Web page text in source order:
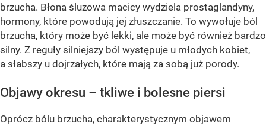
brzucha. Błona śluzowa macicy wydziela prostaglandyny,
hormony, które powodują jej złuszczanie. To wywołuje ból
brzucha, który może być lekki, ale może być również bardzo
silny. Z reguły silniejszy ból występuje u młodych kobiet,
a słabszy u dojrzałych, które mają za sobą już porody.
Objawy okresu – tkliwe i bolesne piersi
Oprócz bólu brzucha, charakterystycznym objawem